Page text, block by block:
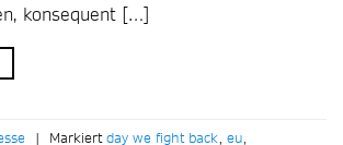
konsequent […]
| Markiertday we fight back, eu,